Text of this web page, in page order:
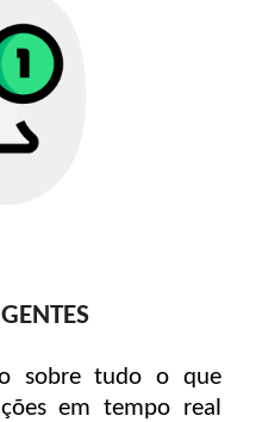
sobre tudo o que
em tempo real